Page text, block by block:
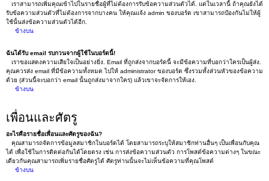
เราสามารถเพิ่มคุณเข้าไปในรายชื่อผู้ที่ไม่ต้องการรับข้อความส่วนตัวได้. แต่ในเวลานี้ ถ้าคุณยังได้
รับข้อความส่วนตัวที่ไม่ต้องการจากบางคน ให้คุณแจ้ง admin ของบอร์ด เขาสามารถป้องกันไม่ให้ผู้
ใช้นั้นส่งข้อความส่วนตัวได้อีก.
ข้างบน
ฉันได้รับ email รบกวนจากผู้ใช้ในบอร์ดนี้!
เราขอแสดงความเสียใจเป็นอย่างยิ่ง. Email ที่ถูกส่งจากบอร์ดนี้ จะมีข้อความที่บอกว่าใครเป็นผู้ส่ง.
คุณควรส่ง email ที่มีข้อความทั้งหมด ไปให้ administrator ของบอร์ด ซึ่งรวมทั้งส่วนหัวของข้อความ
ด้วย (ส่วนนี้จะบอกว่า email นั้นถูกส่งมาจากใคร) แล้วเขาจะจัดการให้เอง.
ข้างบน
เพื่อนและศัตรู
อะไรคือรายชื่อเพื่อนและศัตรูของฉัน?
คุณสามารถจัดการข้อมูลสมาชิกในบอร์ดได้ โดยสามารถระบุให้สมาชิกท่านอื่นๆ เป็นเพื่อนกับคุณ
ได้ เพื่อใช้ในการติดต่อกันได้โดยตรง เช่น การส่งข้อความส่วนตัว การโพสต์ข้อความต่างๆ ในขณะ
เดียวกันคุณสามารถเพิ่มรายชื่อศัตรูได้ ศัตรูท่านนั้นจะไม่เห็นข้อความที่คุณโพสต์
ข้างบน